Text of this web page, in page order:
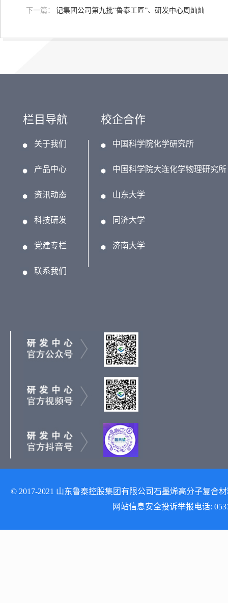
下一篇：
记集团公司第九批“鲁泰工匠”、研发中心周灿灿
栏目导航
关于我们
产品中心
资讯动态
科技研发
党建专栏
联系我们
校企合作
中国科学院化学研究所
中国科学院大连化学物理研究所
山东大学
同济大学
济南大学
© 2017-2021 山东鲁泰控股集团有限公司石墨烯高分子复合
网站信息安全投诉举报电话: